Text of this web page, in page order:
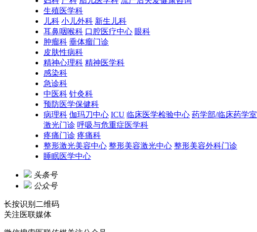
生殖医学科
儿科 小儿外科 新生儿科
耳鼻咽喉科 口腔医疗中心 眼科
肿瘤科 垂体瘤门诊
皮肤性病科
精神心理科 精神医学科
感染科
急诊科
中医科 针灸科
预防医学保健科
病理科 伽玛刀中心 ICU 临床医学检验中心 药学部/临床药学室
激光门诊 呼吸与危重症医学科
疼痛门诊 疼痛科
整形激光美容中心 整形美容激光中心 整形美容外科门诊
睡眠医学中心
头条号
公众号
长按识别二维码
关注医联媒体